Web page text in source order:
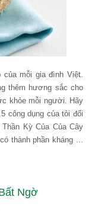
của mỗi gia đình Việt.
thêm hương sắc cho
khỏe mỗi người. Hãy
công dụng của tỏi đối
Kỳ Của Của Cây
thành phần kháng ...
Ngờ